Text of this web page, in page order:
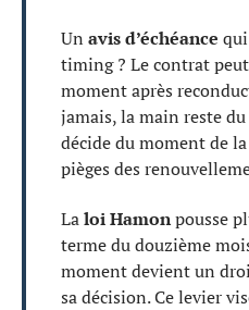
Un avis d’échéance
timing ? Le contrat
moment après
jamais, la main reste du
décide du moment de
pièges des
Laloi Hamonpousse
terme du douzième
moment devient un
sa décision. Ce levier